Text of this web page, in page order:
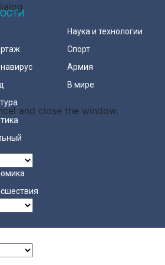
and close the window.
Наука и технологии
Спорт
Армия
В мире